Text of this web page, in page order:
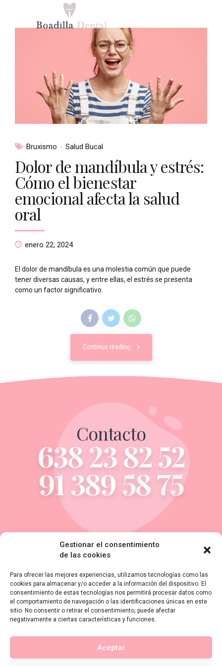
Gestionar el consentimiento
de las cookies
Para ofrecer las mejores experiencias, utilizamos tecnologías como las
cookies para almacenar y/o acceder a la información del dispositivo. El
consentimiento de estas tecnologías nos permitirá procesar datos como
el comportamiento de navegación o las identificaciones únicas en este
sitio. No consentir o retirar el consentimiento, puede afectar
negativamente a ciertas características y funciones.
Aceptar
Bruxismo Salud Bucal
Dolor de mandíbula y estrés:
Cómo el bienestar
emocional afecta la salud
oral
enero 22, 2024
El dolor de mandíbula es una molestia común que puede
tener diversas causas, y entre ellas, el estrés se presenta
como un factor significativo.
Continue reading
Contacto
638 23 82 52
91 389 58 75
Dirección
Boadilla del Monte, Madrid.
Email
info@boadilladental.com
Lunes a Viernes: 10:30 A 14 Y 16 A 20:30